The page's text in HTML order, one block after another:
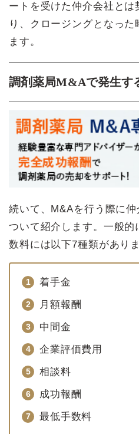
ートを受けた仲介会社と
り、クロージングとなっ
ます。
調剤薬局M&Aで発生す
続いて、M&Aを行う際に
ついて紹介します。一般
数料には以下7種類がありま
着手金
月額報酬
中間金
企業評価費用
相談料
成功報酬
最低手数料